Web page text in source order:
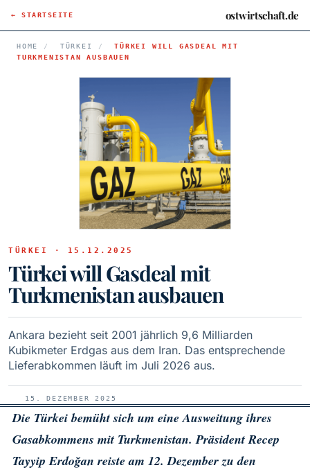
← STARTSEITE ostwirtschaft.de
HOME / TÜRKEI /
TÜRKEI WILL GASDEAL MIT
TURKMENISTAN AUSBAUEN
TÜRKEI · 15.12.2025
Türkei will Gasdeal mit
Turkmenistan ausbauen
Ankara bezieht seit 2001 jährlich 9,6 Milliarden
Kubikmeter Erdgas aus dem Iran. Das entsprechende
Lieferabkommen läuft im Juli 2026 aus.
15. DEZEMBER 2025
Die Türkei bemüht sich um eine Ausweitung ihres
Gasabkommens mit Turkmenistan. Präsident Recep
Tayyip Erdoğan reiste am 12. Dezember zu den